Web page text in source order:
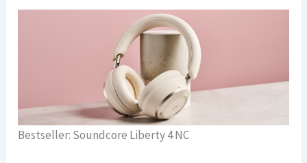
Bestseller: Soundcore Liberty 4 NC